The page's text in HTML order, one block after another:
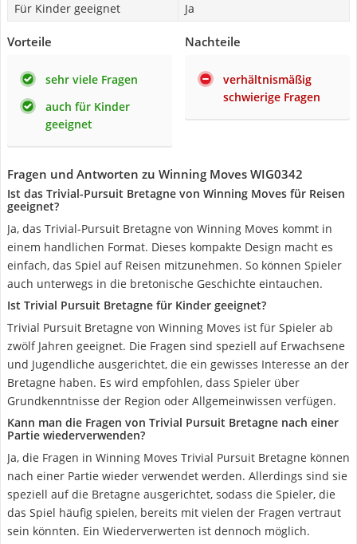
Für Kinder geeignet
Ja
Vorteile
sehr viele Fragen
auch für Kinder
geeignet
Nachteile
verhältnismäßig
schwierige Fragen
Fragen und Antworten zu Winning Moves WIG0342
Ist das Trivial-Pursuit Bretagne von Winning Moves für Reisen
geeignet?
Ja, das Trivial-Pursuit Bretagne von Winning Moves kommt in
einem handlichen Format. Dieses kompakte Design macht es
einfach, das Spiel auf Reisen mitzunehmen. So können Spieler
auch unterwegs in die bretonische Geschichte eintauchen.
Ist Trivial Pursuit Bretagne für Kinder geeignet?
Trivial Pursuit Bretagne von Winning Moves ist für Spieler ab
zwölf Jahren geeignet. Die Fragen sind speziell auf Erwachsene
und Jugendliche ausgerichtet, die ein gewisses Interesse an der
Bretagne haben. Es wird empfohlen, dass Spieler über
Grundkenntnisse der Region oder Allgemeinwissen verfügen.
Kann man die Fragen von Trivial Pursuit Bretagne nach einer
Partie wiederverwenden?
Ja, die Fragen in Winning Moves Trivial Pursuit Bretagne können
nach einer Partie wieder verwendet werden. Allerdings sind sie
speziell auf die Bretagne ausgerichtet, sodass die Spieler, die
das Spiel häufig spielen, bereits mit vielen der Fragen vertraut
sein könnten. Ein Wiederverwerten ist dennoch möglich.